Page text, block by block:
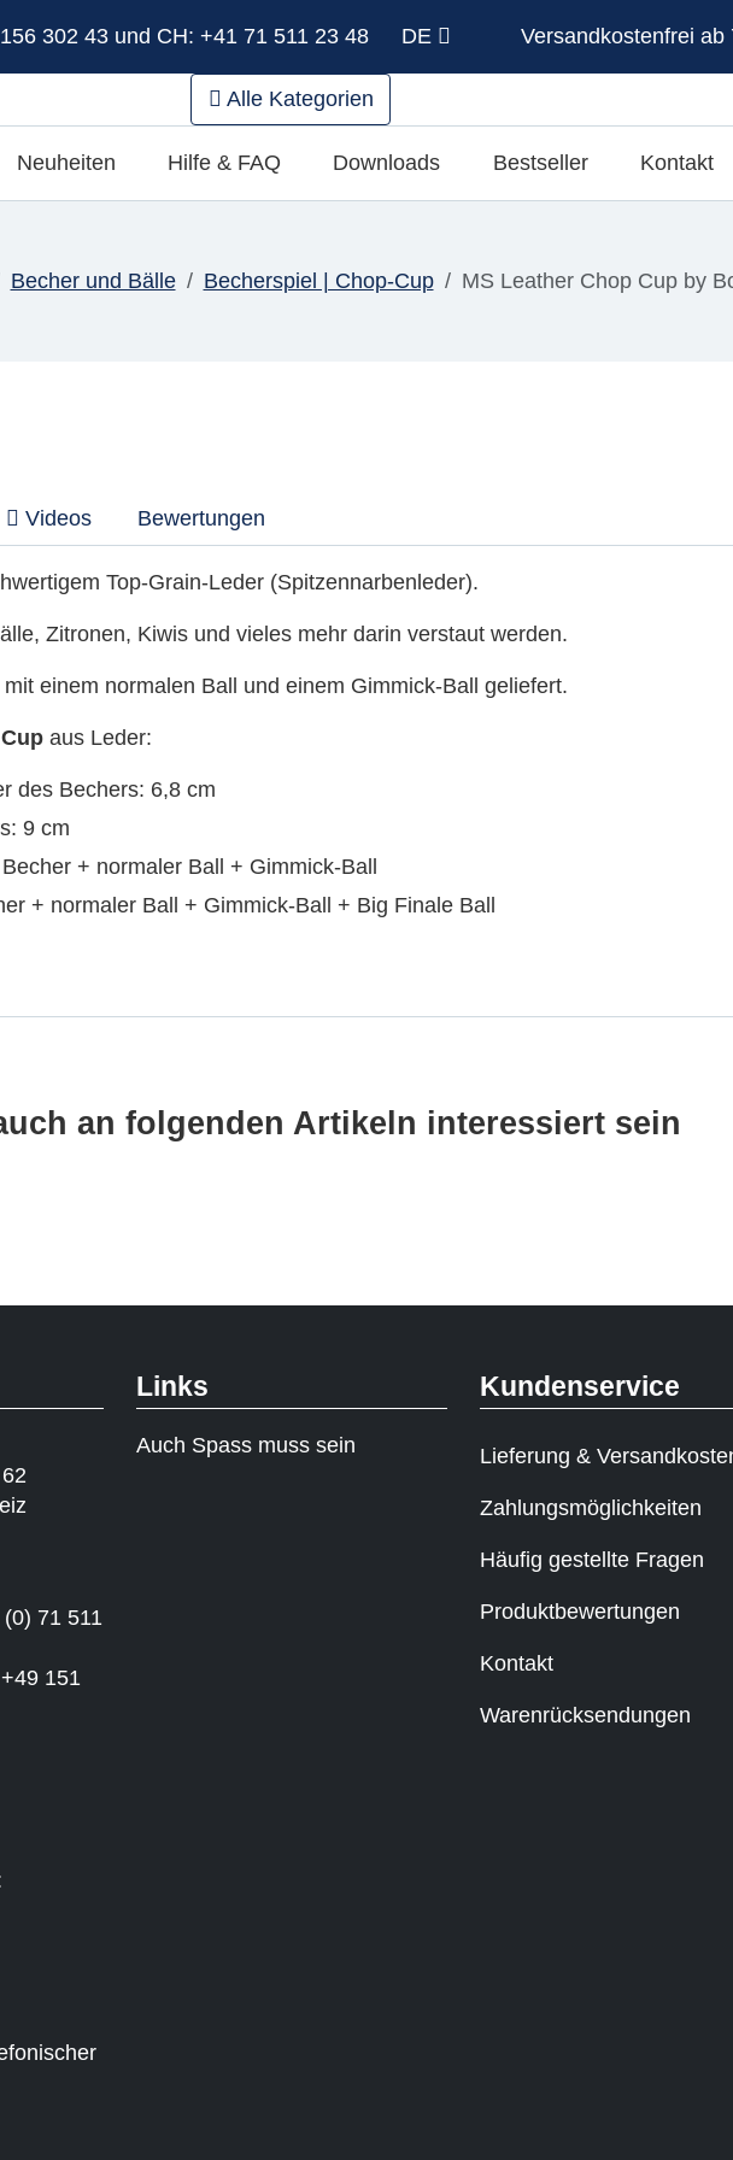
302 43 und CH: +41 71 511 23 48 DE Versandkostenfrei ab
Alle Kategorien
Neuheiten Hilfe & FAQ Downloads Bestseller Kontakt
Becher und Bälle Becherspiel | Chop-Cup MS Leather Chop Cup by
Videos Bewertungen
Top-Grain-Leder (Spitzennarbenleder).
Zitronen, Kiwis und vieles mehr darin verstaut werden.
einem normalen Ball und einem Gimmick-Ball geliefert.
aus Leder:
des Bechers: 6,8 cm
9 cm
+ normaler Ball + Gimmick-Ball
+ normaler Ball + Gimmick-Ball + Big Finale Ball
an folgenden Artikeln interessiert sein
71 511
151
Links
Auch Spass muss sein
Kundenservice
Lieferung &
Zahlungsmöglichkeiten
Häufig gestellte Fragen
Produktbewertungen
Kontakt
Warenrücksendungen